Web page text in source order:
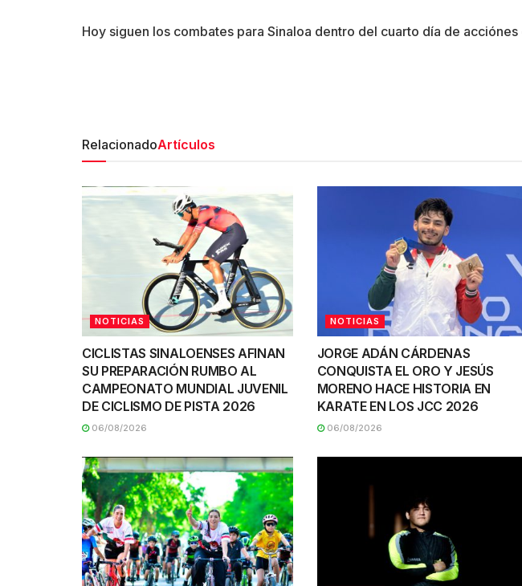
Hoy siguen los combates para Sinaloa dentro del cuarto día de
RelacionadoArtículos
NOTICIAS
CICLISTAS SINALOENSES AFINAN
SU PREPARACIÓN RUMBO AL
CAMPEONATO MUNDIAL JUVENIL
DE CICLISMO DE PISTA 2026
06/08/2026
NOTICIAS
JORGE ADÁN CÁRDENAS
CONQUISTA EL ORO Y JESÚS
MORENO HACE HISTORIA EN
KARATE EN LOS JCC 2026
06/08/2026